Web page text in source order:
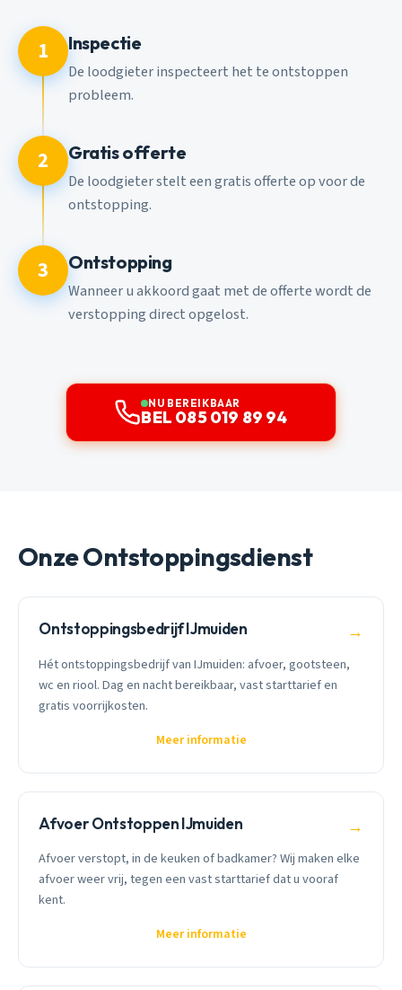
1 Inspectie
De loodgieter inspecteert het te ontstoppen
probleem.
2 Gratis offerte
De loodgieter stelt een gratis offerte op voor de
ontstopping.
3 Ontstopping
Wanneer u akkoord gaat met de offerte wordt de
verstopping direct opgelost.
NU BEREIKBAAR
BEL 085 019 89 94
Onze Ontstoppingsdienst
Ontstoppingsbedrijf IJmuiden →
Hét ontstoppingsbedrijf van IJmuiden: afvoer, gootsteen,
wc en riool. Dag en nacht bereikbaar, vast starttarief en
gratis voorrijkosten.
Meer informatie
Afvoer Ontstoppen IJmuiden →
Afvoer verstopt, in de keuken of badkamer? Wij maken elke
afvoer weer vrij, tegen een vast starttarief dat u vooraf
kent.
Meer informatie